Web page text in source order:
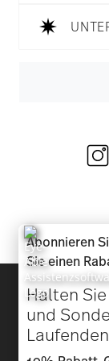
Homepage
Abonnieren
Sie einen
Halten
und